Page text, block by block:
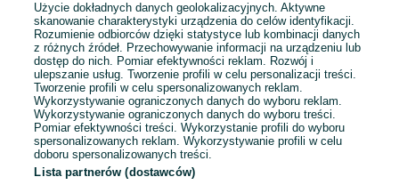
Przejdź na stronę główną
Użycie dokładnych danych geolokalizacyjnych. Aktywne
skanowanie charakterystyki urządzenia do celów identyfikacji.
Rozumienie odbiorców dzięki statystyce lub kombinacji danych
z różnych źródeł. Przechowywanie informacji na urządzeniu lub
dostęp do nich. Pomiar efektywności reklam. Rozwój i
ulepszanie usług. Tworzenie profili w celu personalizacji treści.
Tworzenie profili w celu spersonalizowanych reklam.
Wykorzystywanie ograniczonych danych do wyboru reklam.
Wykorzystywanie ograniczonych danych do wyboru treści.
Pomiar efektywności treści. Wykorzystanie profili do wyboru
spersonalizowanych reklam. Wykorzystywanie profili w celu
doboru spersonalizowanych treści.
Lista partnerów (dostawców)